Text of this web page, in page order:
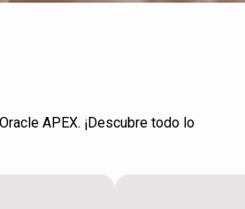
APEX. ¡Descubre todo lo